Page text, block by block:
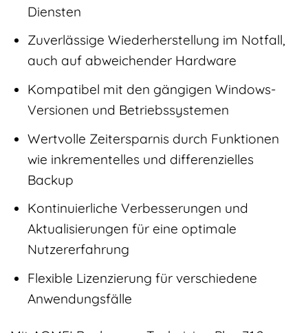
Diensten
Zuverlässige Wiederherstellung im Notfall,
auch auf abweichender Hardware
Kompatibel mit den gängigen Windows-
Versionen und Betriebssystemen
Wertvolle Zeitersparnis durch Funktionen
wie inkrementelles und differenzielles
Backup
Kontinuierliche Verbesserungen und
Aktualisierungen für eine optimale
Nutzererfahrung
Flexible Lizenzierung für verschiedene
Anwendungsfälle